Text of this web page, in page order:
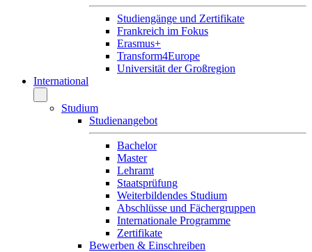
Studiengänge und Zertifikate
Frankreich im Fokus
Erasmus+
Transform4Europe
Universität der Großregion
International
Studium
Studienangebot
Bachelor
Master
Lehramt
Staatsprüfung
Weiterbildendes Studium
Abschlüsse und Fächergruppen
Internationale Programme
Zertifikate
Bewerben & Einschreiben